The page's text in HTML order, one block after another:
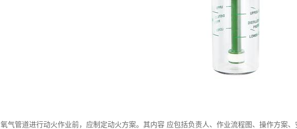
氧气管道进行动火作业前，应制定动火方案。其内容 应包括负责人、作业流程图、操作方案